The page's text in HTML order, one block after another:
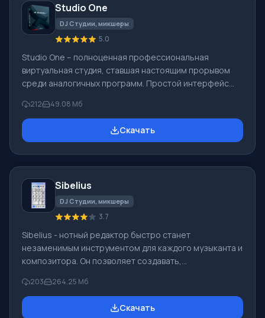
сложнее удивлять пользователей обновлениями
приложений. Т
Studio One
DJ Студии, микшеры
5.0
Studio One – полноценная профессиональная
виртуальная студия, ставшая настоящим прорывом
среди аналогичных программ. Простой интерфейс
музыкой и творчеством, а не разбираться в
непонятных кнопках и функциях. Чтобы освоить Studio
One не потребуется искать всевозможные
редактирование треков либо создание собственных
композиций разной сложн
212 49.08 Мб
Скачать
Sibelius
DJ Студии, микшеры
3.7
Sibelius - нотный редактор быстро станет
незаменимым инструментом для каждого музыканта и
композитора. Он позволяет создавать,
партитуры любой сложности. Встроенные эмуляторы
инструментов в программу Сибелиус обеспечат
своевременную проверку звучания. Программа
203 264.25 Мб
Скачать